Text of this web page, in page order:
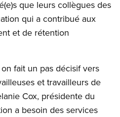
que leurs collègues des
qui a contribué aux
et de rétention
fait un pas décisif vers
et travailleurs de
Cox, présidente du
a besoin des services